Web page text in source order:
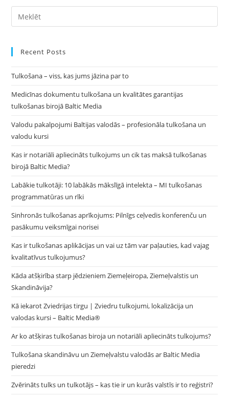
Saņemsiet
Laikā.
Recent Posts
Tulkošana – viss, kas jums jāzina par to
Medicīnas dokumentu tulkošana un kvalitātes garantijas
tulkošanas birojā Baltic Media
Valodu pakalpojumi Baltijas valodās – profesionāla tulkošana un
valodu kursi
Kas ir notariāli apliecināts tulkojums un cik tas maksā tulkošanas
birojā Baltic Media?
Labākie tulkotāji: 10 labākās mākslīgā intelekta – MI tulkošanas
programmatūras un rīki
Sinhronās tulkošanas aprīkojums: Pilnīgs ceļvedis konferenču un
pasākumu veiksmīgai norisei
Kas ir tulkošanas aplikācijas un vai uz tām var paļauties, kad vajag
kvalitatīvus tulkojumus?
Kāda atšķirība starp jēdzieniem Ziemeļeiropa, Ziemeļvalstis un
Skandināvija?
Kā iekarot Zviedrijas tirgu | Zviedru tulkojumi, lokalizācija un
valodas kursi – Baltic Media®
Ar ko atšķiras tulkošanas biroja un notariāli apliecināts tulkojums?
Tulkošana skandināvu un Ziemeļvalstu valodās ar Baltic Media
pieredzi
Zvērināts tulks un tulkotājs – kas tie ir un kurās valstīs ir to reģistri?